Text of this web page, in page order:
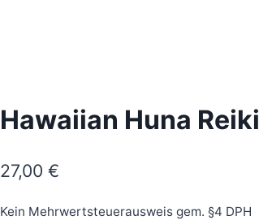
Hawaiian Huna Reiki
27,00 €
Kein Mehrwertsteuerausweis gem. §4 DPH